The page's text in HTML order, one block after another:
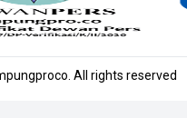
All rights reserved